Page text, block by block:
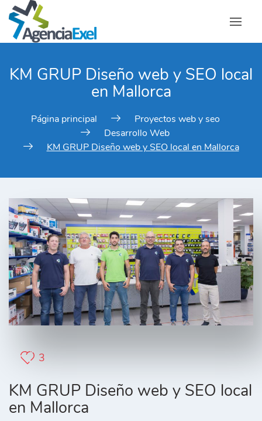
KM GRUP Diseño web y SEO local
en Mallorca
Página principal
Proyectos web y seo
Desarrollo Web
KM GRUP Diseño web y SEO local en Mallorca
3
KM GRUP Diseño web y SEO local
en Mallorca